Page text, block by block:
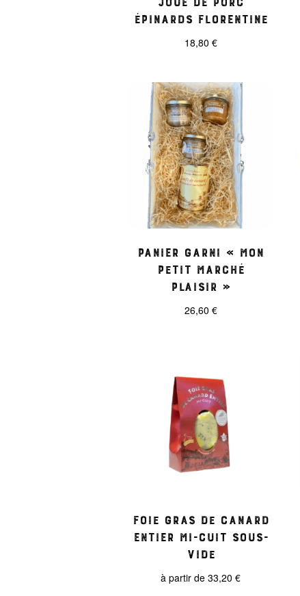
épinards florentine
18,80 €
Panier garni « Mon
Petit Marché
Plaisir »
26,60 €
Foie gras de Canard
entier mi-cuit sous-
vide
à partir de33,20€